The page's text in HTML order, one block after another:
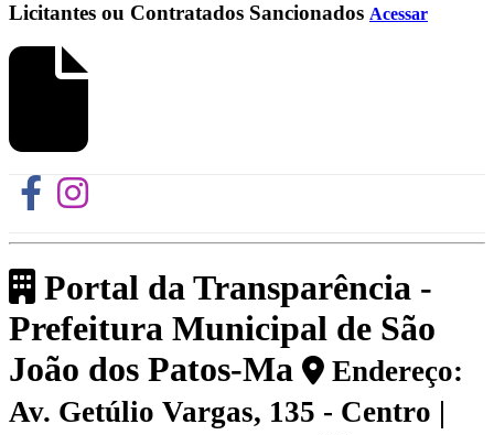
Licitantes ou Contratados Sancionados Acessar
Portal da Transparência -
Prefeitura Municipal de São
João dos Patos-Ma
Endereço:
Av. Getúlio Vargas, 135 - Centro |